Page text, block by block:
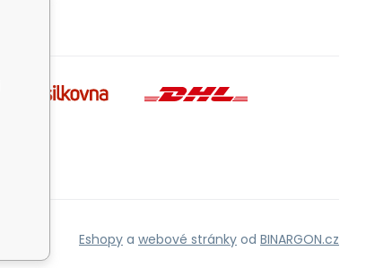
Eshopy a webové stránky od BINARGON.cz